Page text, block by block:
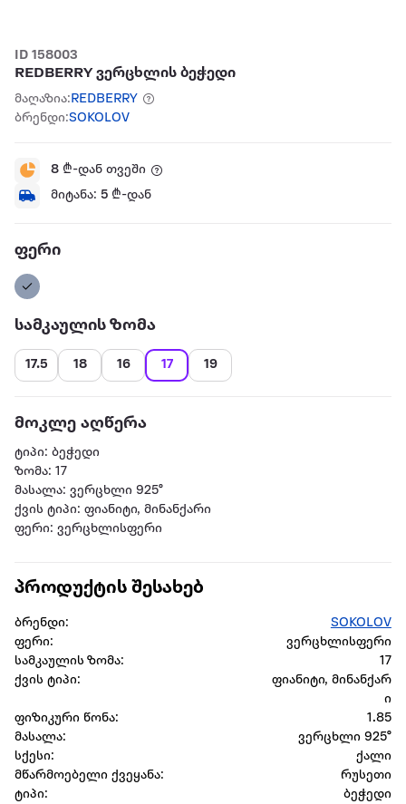
ID 158003
REDBERRY ვერცხლის ბეჭედი
მაღაზია: REDBERRY
ბრენდი:SOKOLOV
8 ₾-დან თვეში
მიტანა: 5 ₾-დან
ფერი
სამკაულის ზომა
17.5 18 16 17 19
მოკლე აღწერა
ტიპი: ბეჭედი
ზომა: 17
მასალა: ვერცხლი 925°
ქვის ტიპი: ფიანიტი, მინანქარი
ფერი: ვერცხლისფერი
პროდუქტის შესახებ
ბრენდი:
SOKOLOV
ფერი:
ვერცხლისფერი
სამკაულის ზომა:
17
ქვის ტიპი:
ფიანიტი, მინანქარ
ი
ფიზიკური წონა:
1.85
მასალა:
ვერცხლი 925°
სქესი:
ქალი
მწარმოებელი ქვეყანა:
რუსეთი
ტიპი:
ბეჭედი